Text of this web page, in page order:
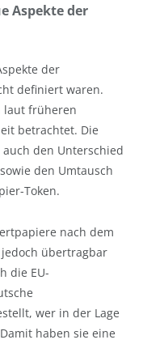
Aspekte der
der
definiert waren.
laut früheren
betrachtet. Die
den Unterschied
den Umtausch
Token.
nach dem
übertragbar
die EU-
wer in der Lage
haben sie eine